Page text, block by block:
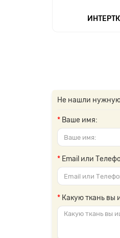
Не нашли нужную
Ваше имя:
Email или
Какую ткань вы